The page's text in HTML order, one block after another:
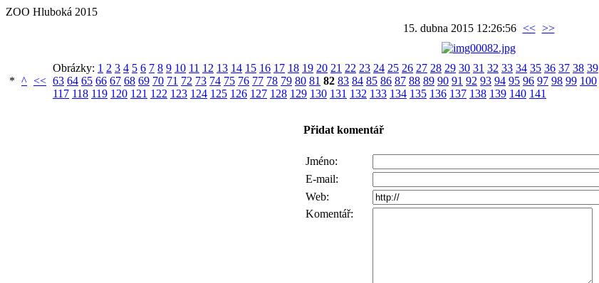
ZOO Hluboká 2015
15. dubna 2015 12:26:56 << >>
* ^ <<
Obrázky: 1 2 3 4 5 6 7 8 9 10 11 12 13 14 15 16 17 18 19 20 21 22 23 24 25 26 27 28 29 30 31 32 33 34 35 36 37 38 39
63 64 65 66 67 68 69 70 71 72 73 74 75 76 77 78 79 80 81 82 83 84 85 86 87 88 89 90 91 92 93 94 95 96 97 98 99 100
117 118 119 120 121 122 123 124 125 126 127 128 129 130 131 132 133 134 135 136 137 138 139 140 141
Přidat komentář
Jméno:
E-mail:
Web:
Komentář: